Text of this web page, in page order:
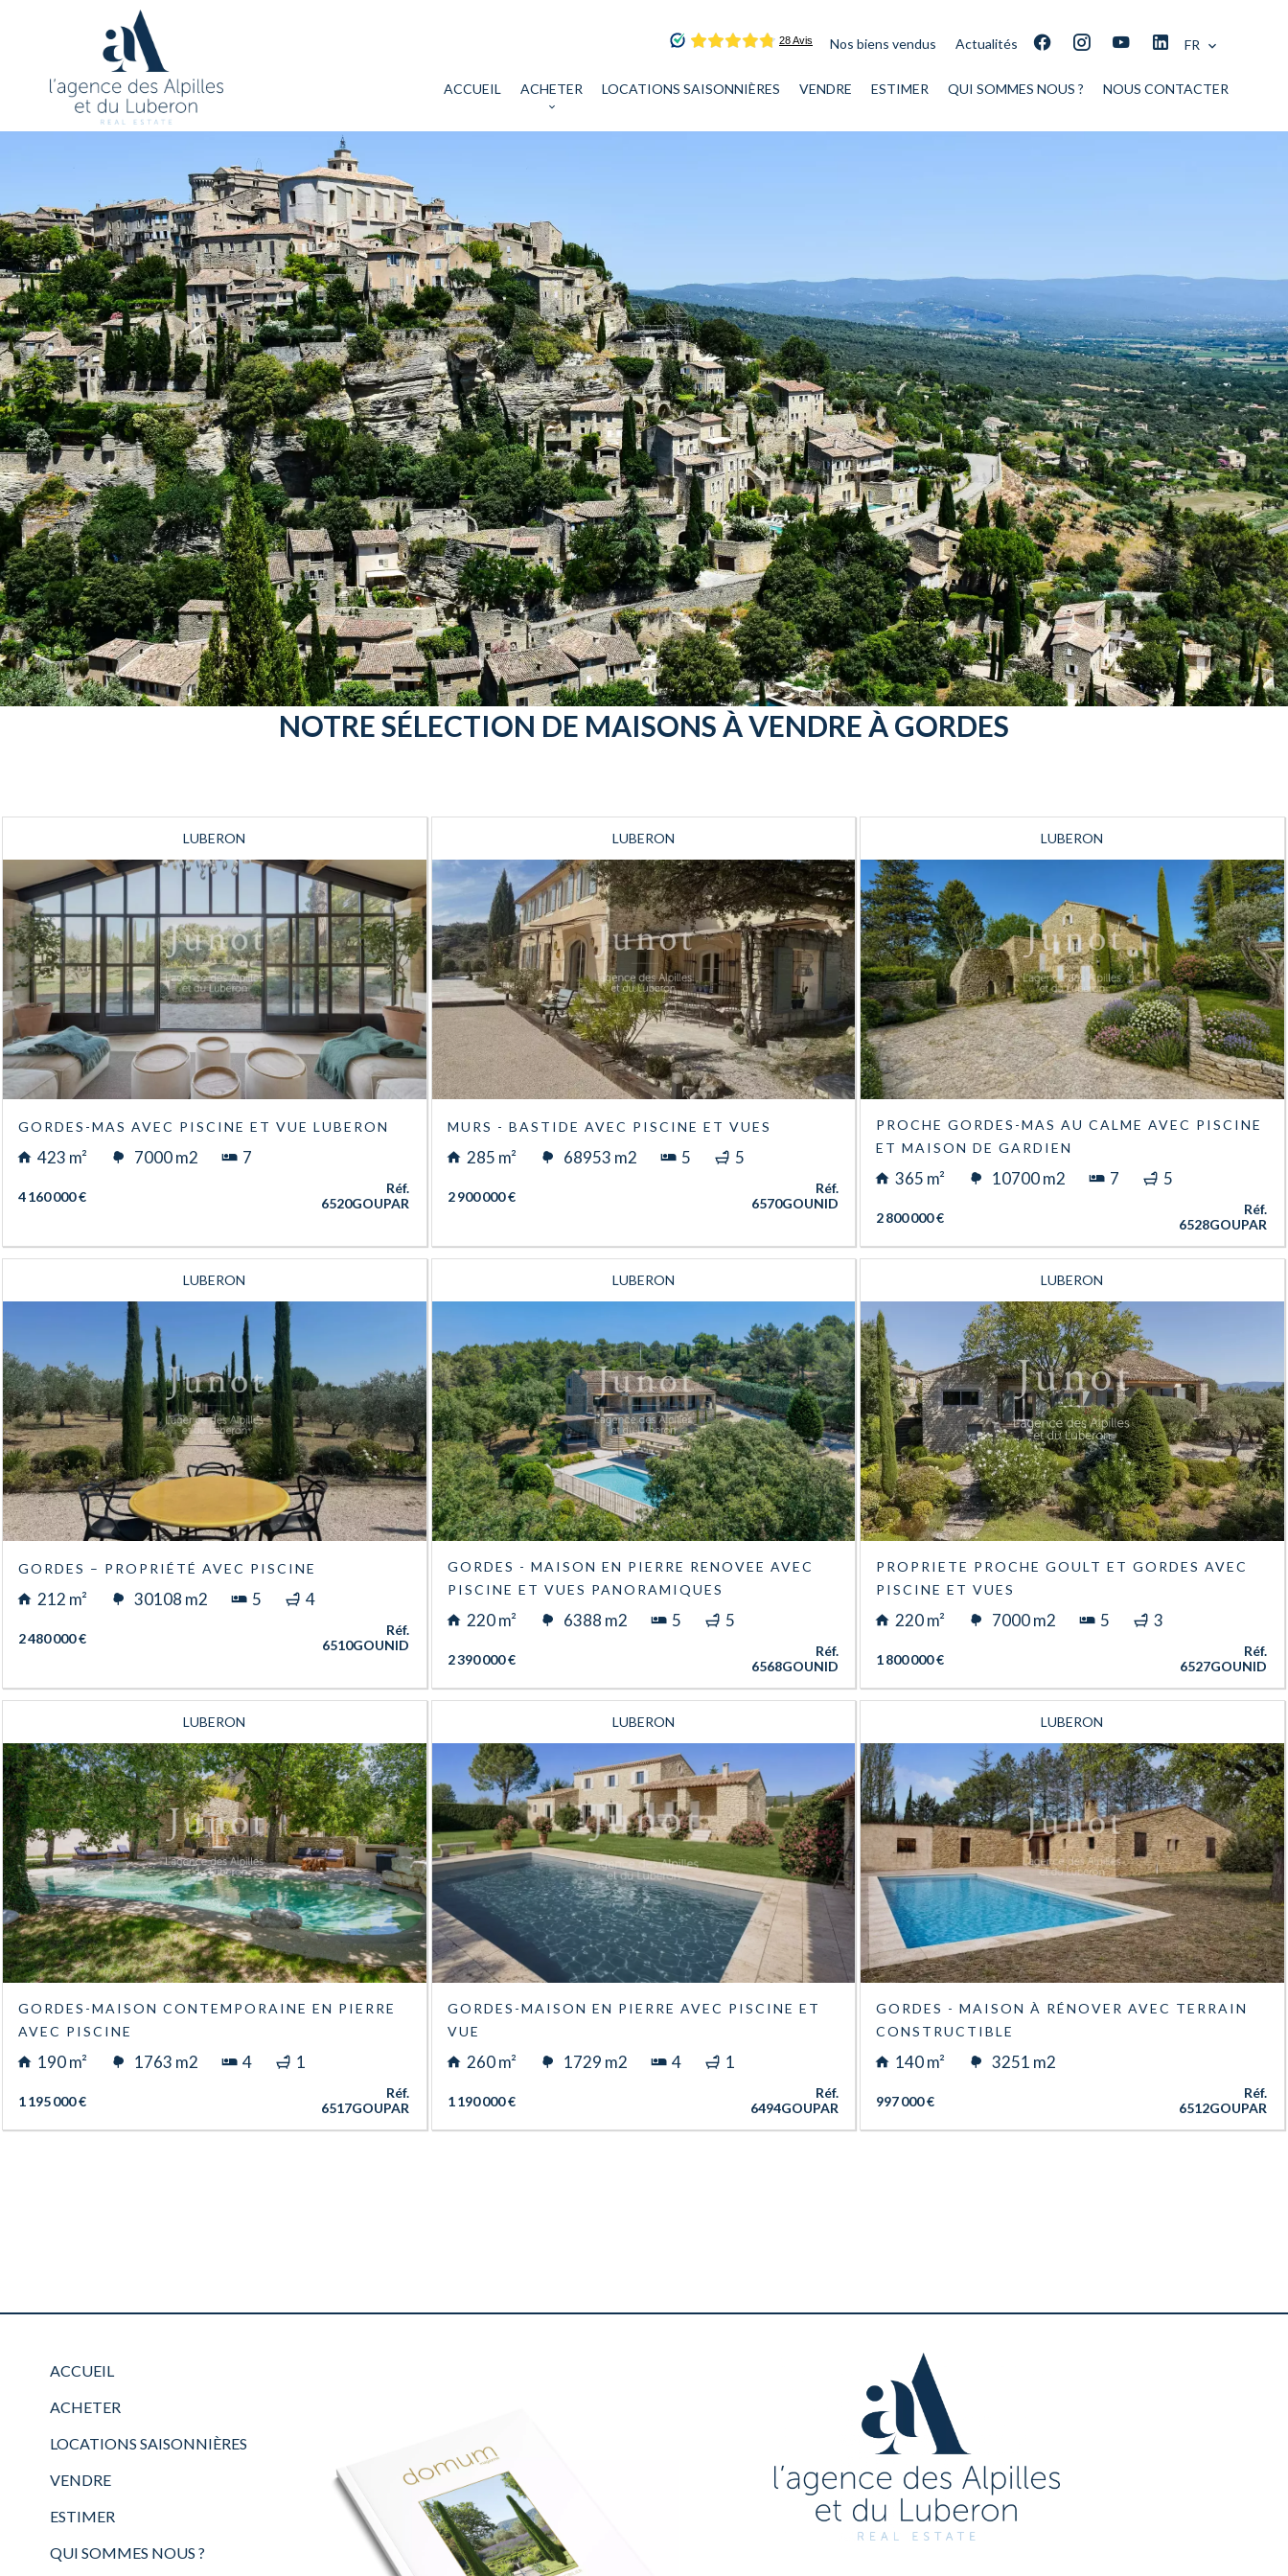
Nos biens vendus Actualités FR
ACCUEIL ACHETER LOCATIONS SAISONNIÈRES VENDRE ESTIMER QUI SOMMES NOUS ? NOUS CONTACTER
NOTRE SÉLECTION DE MAISONS À VENDRE À GORDES
LUBERON
GORDES-MAS AVEC PISCINE ET VUE LUBERON
423 m² 7000 m2 7
4 160 000 €
Réf.
6520GOUPAR
LUBERON
MURS - BASTIDE AVEC PISCINE ET VUES
285 m² 68953 m2 5 5
2 900 000 €
Réf.
6570GOUNID
LUBERON
PROCHE GORDES-MAS AU CALME AVEC PISCINE
ET MAISON DE GARDIEN
365 m² 10700 m2 7 5
2 800 000 €
Réf.
6528GOUPAR
LUBERON
GORDES – PROPRIÉTÉ AVEC PISCINE
212 m² 30108 m2 5 4
2 480 000 €
Réf.
6510GOUNID
LUBERON
GORDES - MAISON EN PIERRE RENOVEE AVEC
PISCINE ET VUES PANORAMIQUES
220 m² 6388 m2 5 5
2 390 000 €
Réf.
6568GOUNID
LUBERON
PROPRIETE PROCHE GOULT ET GORDES AVEC
PISCINE ET VUES
220 m² 7000 m2 5 3
1 800 000 €
Réf.
6527GOUNID
LUBERON
GORDES-MAISON CONTEMPORAINE EN PIERRE
AVEC PISCINE
190 m² 1763 m2 4 1
1 195 000 €
Réf.
6517GOUPAR
LUBERON
GORDES-MAISON EN PIERRE AVEC PISCINE ET
VUE
260 m² 1729 m2 4 1
1 190 000 €
Réf.
6494GOUPAR
LUBERON
GORDES - MAISON À RÉNOVER AVEC TERRAIN
CONSTRUCTIBLE
140 m² 3251 m2
997 000 €
Réf.
6512GOUPAR
ACCUEIL
ACHETER
LOCATIONS SAISONNIÈRES
VENDRE
ESTIMER
QUI SOMMES NOUS ?